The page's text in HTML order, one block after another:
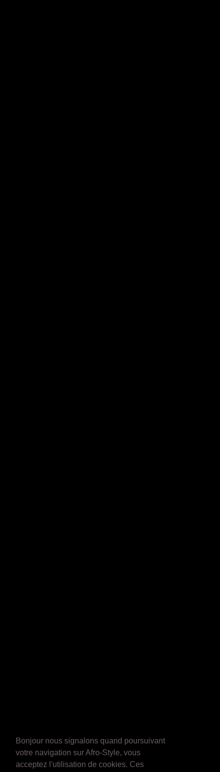
Bonjour nous signalons quand poursuivant
votre navigation sur Afro-Style, vous
acceptez l'utilisation de cookies. Ces